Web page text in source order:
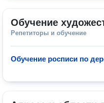
Обучение
Репетиторы и обучение
Обучение росписи по